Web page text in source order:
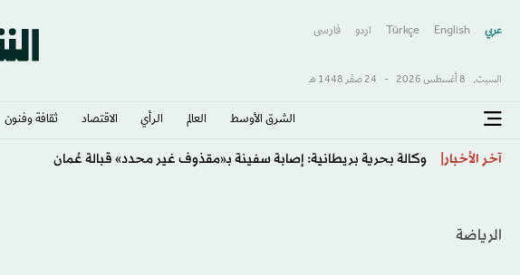
عربي English
Türkçe اردو فارسى
السبت, 8 أغسطس 2026 - 24 صفَر 1448 هـ
الشرق الأوسط​ العالم الرأي الاقتصاد ثقافة وفنون
آخر الأخبار طائرة مُسيّرة تستهدف ميناءً نفطياً في الزاوية الليبية
الرياضة